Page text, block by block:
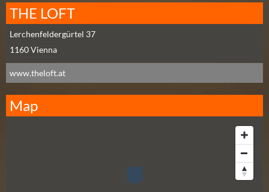
E
B
E
R
M
O
G
E
THE LOFT
Lerchenfeldergürtel 37
1160Vienna
www.theloft.at
Map